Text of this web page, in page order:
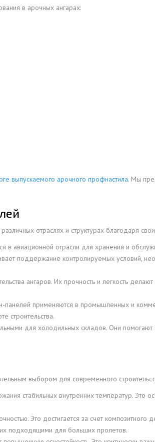
в арочных ангарах:
выпускаемого арочного профнастила. Мы
отраслях и структурах благодаря
авиационной отрасли для хранения и
поддержание контролируемых условий,
ангаров. Их прочность и легкость
панелей применяются в промышленных и
строительства.
для холодильных складов. Они
выбором для современного
стабильных внутренних температур. Это
Это достигается за счет
подходящими для больших пролетов.